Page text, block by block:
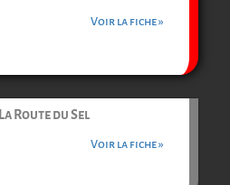
Voir la fiche »
La Route du Sel
Voir la fiche »